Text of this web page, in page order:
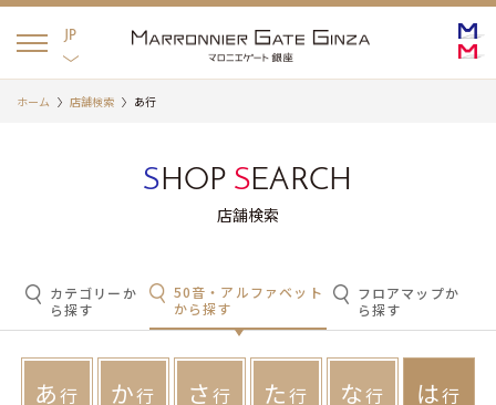
JP
ホーム 店舗検索 あ行
SHOP SEARCH
店舗検索
カテゴリーか
ら探す
50音・アルファベット
から探す
フロアマップか
ら探す
あ行 か行 さ行 た行 な行 は行